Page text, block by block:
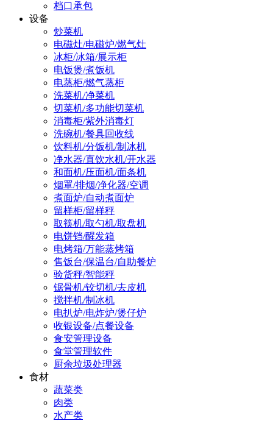
档口承包
设备
炒菜机
电磁灶/电磁炉/燃气灶
冰柜/冰箱/展示柜
电饭煲/煮饭机
电蒸柜/燃气蒸柜
洗菜机/净菜机
切菜机/多功能切菜机
消毒柜/紫外消毒灯
洗碗机/餐具回收线
饮料机/分饭机/制冰机
净水器/直饮水机/开水器
和面机/压面机/面条机
烟罩/排烟/净化器/空调
煮面炉/自动煮面炉
留样柜/留样秤
取筷机/取勺机/取盘机
电饼铛/醒发箱
电烤箱/万能蒸烤箱
售饭台/保温台/自助餐炉
验货秤/智能秤
锯骨机/铰切机/去皮机
搅拌机/制冰机
电扒炉/电炸炉/煲仔炉
收银设备/点餐设备
食安管理设备
食堂管理软件
厨余垃圾处理器
食材
蔬菜类
肉类
水产类